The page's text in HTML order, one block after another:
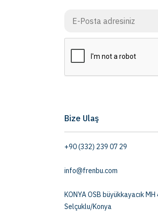
Bize Ulaş
+90 (332) 239 07 29
info@frenbu.com
KONYA OSB büyükkayacık
Selçuklu/Konya